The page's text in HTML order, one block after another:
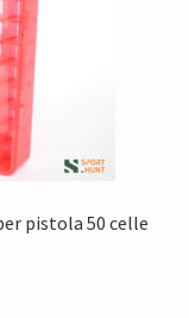
pistola 50 celle